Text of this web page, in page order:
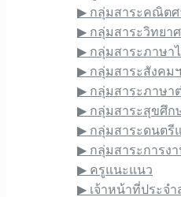
▶︎ กลุ่มสาระคณิตศ
▶︎ กลุ่มสาระวิทยา
▶︎ กลุ่มสาระภาษา
▶︎ กลุ่มสาระสังคมฯ
▶︎ กลุ่มสาระภาษา
▶︎ กลุ่มสาระสุขศึก
▶︎ กลุ่มสาระดนตรี
▶︎ กลุ่มสาระการง
▶︎ ครูแนะแนว
▶︎ เจ้าหน้าที่ประจำ